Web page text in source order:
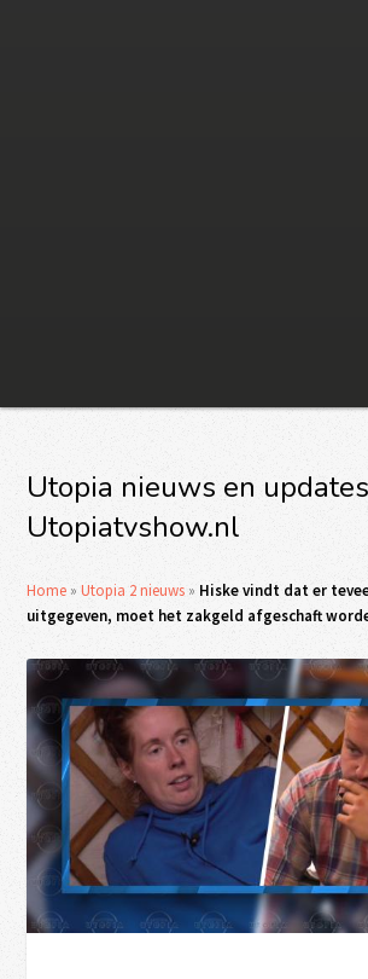
Utopia nieuws en
Utopiatvshow.nl
Home »Utopia 2 nieuws » Hiske vindt dat er
uitgegeven, moet het zakgeld afgeschaft